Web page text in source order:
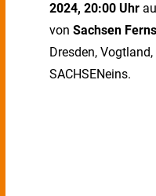
2024, 20:00 Uhr
von Sachsen
Dresden,
SACHSENeins.